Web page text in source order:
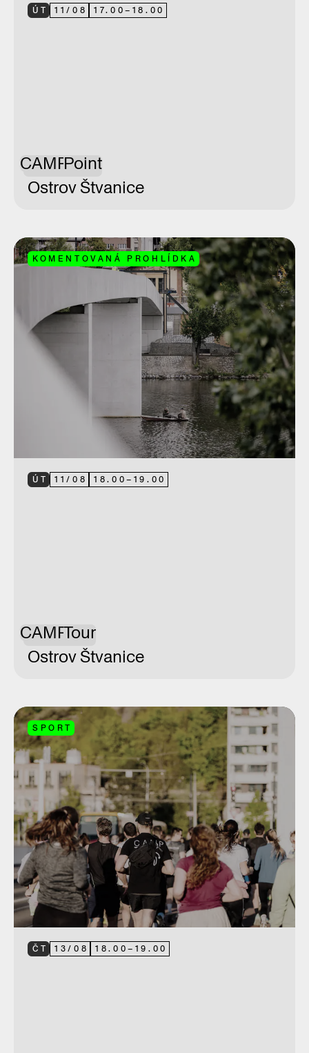
ÚT 11/08 17.00– 18.00
CAMPPoint
Ostrov Štvanice
KOMENTOVANÁ PROHLÍDKA
ÚT 11/08 18.00– 19.00
CAMPTour
Ostrov Štvanice
SPORT
ČT 13/08 18.00– 19.00